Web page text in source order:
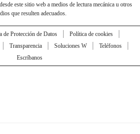
este sitio web a medios de lectura mecánica u otros
que resulten adecuados.
de Protección de Datos
Política de cookies
Transparencia Soluciones W
Teléfonos
Escríbanos